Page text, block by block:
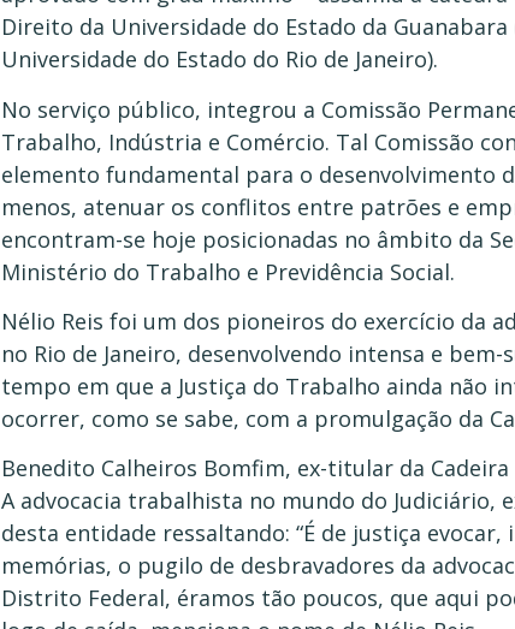
Direito da Universidade do Estado da
Universidade do Estado do Rio de Janeiro).
No serviço público, integrou a Comissão
Trabalho, Indústria e Comércio. Tal Comissão
elemento fundamental para o desenvolvimento
menos, atenuar os conflitos entre patrões e
encontram-se hoje posicionadas no âmbito da
Ministério do Trabalho e Previdência Social.
Nélio Reis foi um dos pioneiros do exercício da
no Rio de Janeiro, desenvolvendo intensa e
tempo em que a Justiça do Trabalho ainda não
ocorrer, como se sabe, com a promulgação da
Benedito Calheiros Bomfim, ex-titular da
A advocacia trabalhista no mundo do Judiciário,
desta entidade ressaltando: “É de justiça evocar,
memórias, o pugilo de desbravadores da
Distrito Federal, éramos tão poucos, que aqui